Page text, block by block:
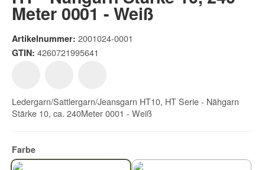
Meter 0001 - Weiß
Artikelnummer: 2001024-0001
GTIN: 4260721995641
Ledergarn/Sattlergarn/Jeansgarn HT10, HT Serie - Nähgarn
Stärke 10, ca. 240Meter 0001 - Weiß
Farbe